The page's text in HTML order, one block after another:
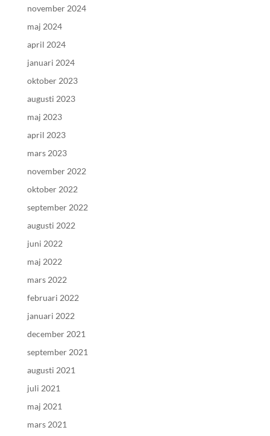
november 2024
maj 2024
april 2024
januari 2024
oktober 2023
augusti 2023
maj 2023
april 2023
mars 2023
november 2022
oktober 2022
september 2022
augusti 2022
juni 2022
maj 2022
mars 2022
februari 2022
januari 2022
december 2021
september 2021
augusti 2021
juli 2021
maj 2021
mars 2021